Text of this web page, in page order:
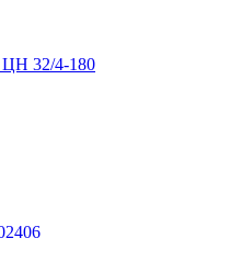
32/4-180